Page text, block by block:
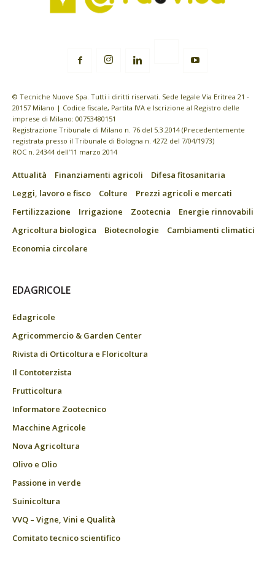
© Tecniche Nuove Spa. Tutti i diritti riservati. Sede legale Via Eritrea 21 -
20157 Milano | Codice fiscale, Partita IVA e Iscrizione al Registro delle
imprese di Milano: 00753480151
Registrazione Tribunale di Milano n. 76 del 5.3.2014 (Precedentemente
registrata presso il Tribunale di Bologna n. 4272 del 7/04/1973)
ROC n. 24344 dell’11 marzo 2014
Attualità Finanziamenti agricoli
Difesa fitosanitaria
Leggi, lavoro e fisco
Colture
Prezzi agricoli e mercati
Fertilizzazione
Irrigazione Zootecnia
Energie rinnovabili
Agricoltura biologica
Biotecnologie
Cambiamenti climatici
Economia circolare
EDAGRICOLE
Edagricole
Agricommercio & Garden Center
Rivista di Orticoltura e Floricoltura
Il Contoterzista
Frutticoltura
Informatore Zootecnico
Macchine Agricole
Nova Agricoltura
Olivo e Olio
Passione in verde
Suinicoltura
VVQ – Vigne, Vini e Qualità
Comitato tecnico scientifico